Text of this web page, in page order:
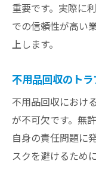
重要です。実際に
での信頼性が高い
上します。
不用品回収のト
不用品回収におけ
が不可欠です。無
自身の責任問題に
スクを避けるため